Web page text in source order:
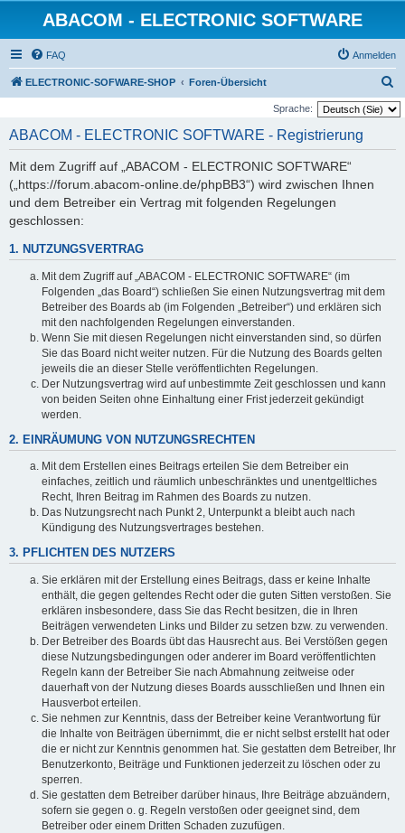
ABACOM - ELECTRONIC SOFTWARE
FAQ Anmelden
ELECTRONIC-SOFWARE-SHOP Foren-Übersicht
u
Sprache:
ABACOM - ELECTRONIC SOFTWARE - Registrierung
Mit dem Zugriff auf „ABACOM - ELECTRONIC SOFTWARE“
(„https://forum.abacom-online.de/phpBB3“) wird zwischen Ihnen
und dem Betreiber ein Vertrag mit folgenden Regelungen
geschlossen:
1. NUTZUNGSVERTRAG
Mit dem Zugriff auf „ABACOM - ELECTRONIC SOFTWARE“ (im
Folgenden „das Board“) schließen Sie einen Nutzungsvertrag mit dem
Betreiber des Boards ab (im Folgenden „Betreiber“) und erklären sich
mit den nachfolgenden Regelungen einverstanden.
Wenn Sie mit diesen Regelungen nicht einverstanden sind, so dürfen
Sie das Board nicht weiter nutzen. Für die Nutzung des Boards gelten
jeweils die an dieser Stelle veröffentlichten Regelungen.
Der Nutzungsvertrag wird auf unbestimmte Zeit geschlossen und kann
von beiden Seiten ohne Einhaltung einer Frist jederzeit gekündigt
werden.
2. EINRÄUMUNG VON NUTZUNGSRECHTEN
Mit dem Erstellen eines Beitrags erteilen Sie dem Betreiber ein
einfaches, zeitlich und räumlich unbeschränktes und unentgeltliches
Recht, Ihren Beitrag im Rahmen des Boards zu nutzen.
Das Nutzungsrecht nach Punkt 2, Unterpunkt a bleibt auch nach
Kündigung des Nutzungsvertrages bestehen.
3. PFLICHTEN DES NUTZERS
Sie erklären mit der Erstellung eines Beitrags, dass er keine Inhalte
enthält, die gegen geltendes Recht oder die guten Sitten verstoßen. Sie
erklären insbesondere, dass Sie das Recht besitzen, die in Ihren
Beiträgen verwendeten Links und Bilder zu setzen bzw. zu verwenden.
Der Betreiber des Boards übt das Hausrecht aus. Bei Verstößen gegen
diese Nutzungsbedingungen oder anderer im Board veröffentlichten
Regeln kann der Betreiber Sie nach Abmahnung zeitweise oder
dauerhaft von der Nutzung dieses Boards ausschließen und Ihnen ein
Hausverbot erteilen.
Sie nehmen zur Kenntnis, dass der Betreiber keine Verantwortung für
die Inhalte von Beiträgen übernimmt, die er nicht selbst erstellt hat oder
die er nicht zur Kenntnis genommen hat. Sie gestatten dem Betreiber, Ihr
Benutzerkonto, Beiträge und Funktionen jederzeit zu löschen oder zu
sperren.
Sie gestatten dem Betreiber darüber hinaus, Ihre Beiträge abzuändern,
sofern sie gegen o. g. Regeln verstoßen oder geeignet sind, dem
Betreiber oder einem Dritten Schaden zuzufügen.